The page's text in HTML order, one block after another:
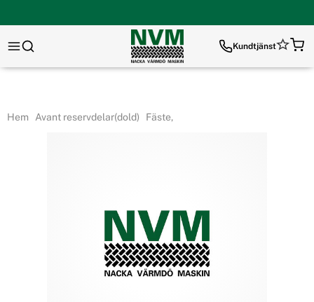
Kundtjänst
Hem Avant reservdelar(dold) Fäste,